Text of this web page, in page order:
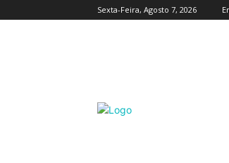
Sexta-Feira, Agosto 7, 2026